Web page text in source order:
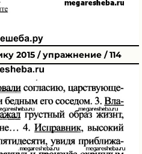
2015 / упражнение / 114